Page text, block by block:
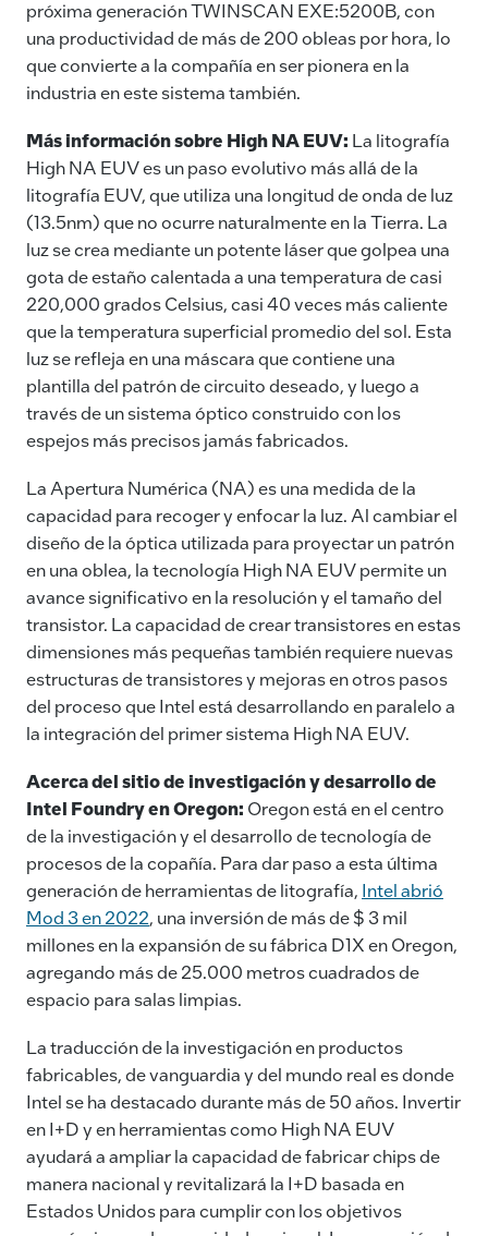
próxima generación TWINSCAN EXE:5200B, con
una productividad de más de 200 obleas por hora, lo
que convierte a la compañía en ser pionera en la
industria en este sistema también.
Más información sobre High NA EUV: La litografía
High NA EUV es un paso evolutivo más allá de la
litografía EUV, que utiliza una longitud de onda de luz
(13.5nm) que no ocurre naturalmente en la Tierra. La
luz se crea mediante un potente láser que golpea una
gota de estaño calentada a una temperatura de casi
220,000 grados Celsius, casi 40 veces más caliente
que la temperatura superficial promedio del sol. Esta
luz se refleja en una máscara que contiene una
plantilla del patrón de circuito deseado, y luego a
través de un sistema óptico construido con los
espejos más precisos jamás fabricados.
La Apertura Numérica (NA) es una medida de la
capacidad para recoger y enfocar la luz. Al cambiar el
diseño de la óptica utilizada para proyectar un patrón
en una oblea, la tecnología High NA EUV permite un
avance significativo en la resolución y el tamaño del
transistor. La capacidad de crear transistores en estas
dimensiones más pequeñas también requiere nuevas
estructuras de transistores y mejoras en otros pasos
del proceso que Intel está desarrollando en paralelo a
la integración del primer sistema High NA EUV.
Acerca del sitio de investigación y desarrollo de
Intel Foundry en Oregon: Oregon está en el centro
de la investigación y el desarrollo de tecnología de
procesos de la copañía. Para dar paso a esta última
generación de herramientas de litografía, Intel abrió
Mod 3 en 2022, una inversión de más de $ 3 mil
millones en la expansión de su fábrica D1X en Oregon,
agregando más de 25.000 metros cuadrados de
espacio para salas limpias.
La traducción de la investigación en productos
fabricables, de vanguardia y del mundo real es donde
Intel se ha destacado durante más de 50 años. Invertir
en I+D y en herramientas como High NA EUV
ayudará a ampliar la capacidad de fabricar chips de
manera nacional y revitalizará la I+D basada en
Estados Unidos para cumplir con los objetivos